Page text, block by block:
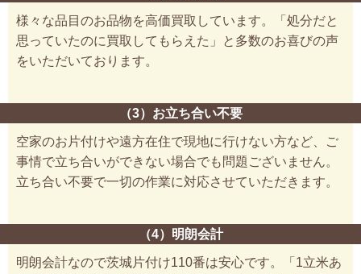
様々な品目のお品物を高価買取しています。「処分だと
思っていたのに買取してもらえた」と多数のお喜びの声
をいただいております。
（3）お立ち合い不要
空家のお片付けや遠方在住で現地に行けない方など、ご
事情で立ち合いができない場合でも問題ございません。
立ち合い不要で一切の作業に対応させていただきます。
（4）明朗会計
明朗会計なので茨城片付け110番は安心です。「1立米あ